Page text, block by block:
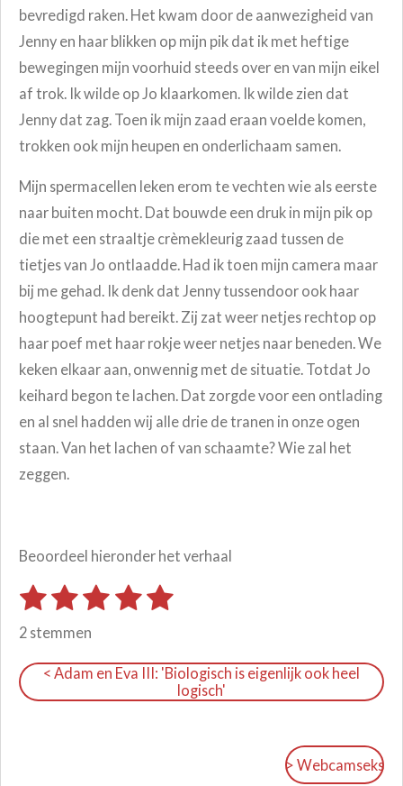
bevredigd raken. Het kwam door de aanwezigheid van
Jenny en haar blikken op mijn pik dat ik met heftige
bewegingen mijn voorhuid steeds over en van mijn eikel
af trok. Ik wilde op Jo klaarkomen. Ik wilde zien dat
Jenny dat zag. Toen ik mijn zaad eraan voelde komen,
trokken ook mijn heupen en onderlichaam samen.
Mijn spermacellen leken erom te vechten wie als eerste
naar buiten mocht. Dat bouwde een druk in mijn pik op
die met een straaltje crèmekleurig zaad tussen de
tietjes van Jo ontlaadde. Had ik toen mijn camera maar
bij me gehad. Ik denk dat Jenny tussendoor ook haar
hoogtepunt had bereikt. Zij zat weer netjes rechtop op
haar poef met haar rokje weer netjes naar beneden. We
keken elkaar aan, onwennig met de situatie. Totdat Jo
keihard begon te lachen. Dat zorgde voor een ontlading
en al snel hadden wij alle drie de tranen in onze ogen
staan. Van het lachen of van schaamte? Wie zal het
zeggen.
Beoordeel hieronder het verhaal
R
i
n
1
s
e
r
2
s
t
e
r
3
s
t
e
r
4
t
e
r
5
t
e
r
S
m
e
n
2 stemmen
< Adam en Eva III: 'Biologisch is eigenlijk ook heel
logisch'
> Webcamseks